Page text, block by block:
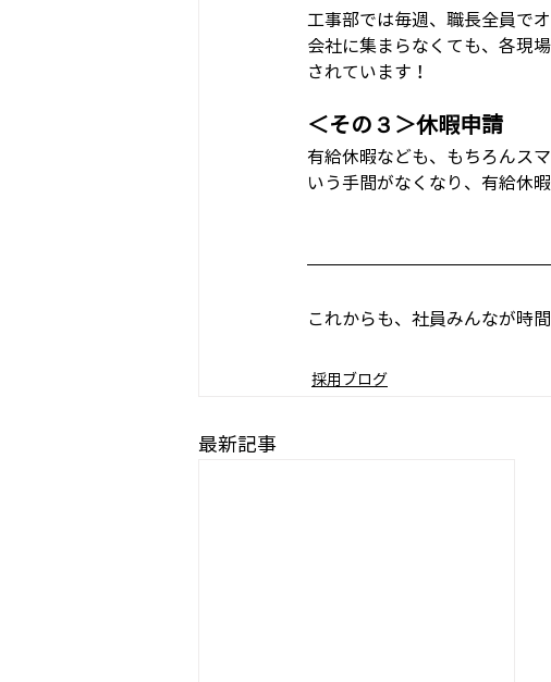
工事部では毎週、職長全員で
会社に集まらなくても、各現
されています！
＜その３＞休暇申請
有給休暇なども、もちろんス
いう手間がなくなり、有給休
これからも、社員みんなが時
採用ブログ
最新記事